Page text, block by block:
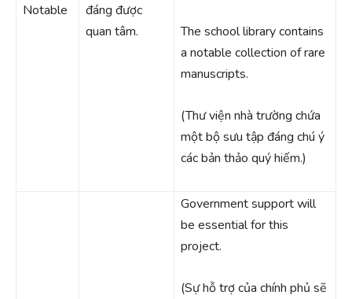
Notable
đáng được
quan tâm.
The school library contains
a notable collection of rare
manuscripts.
(Thư viện nhà trường chứa
một bộ sưu tập đáng chú ý
các bản thảo quý hiếm.)
Government support will
be essential for this
project.
(Sự hỗ trợ của chính phủ sẽ